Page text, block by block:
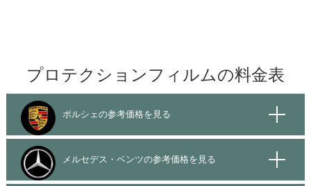
プロテクションフィルムの料金表
ポルシェの参考価格を見る
メルセデス・ベンツの参考価格を見る